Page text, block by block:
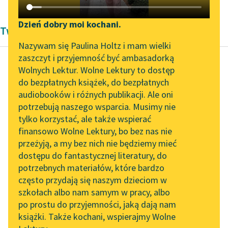
Katalog DAISY
Podkasty o książkach
Zgłoś brak utworu
Aktualności
Zapraszamy na spotkanie
online z tłumaczkami
literatury skandynawskiej
Spotkanie z Katarzyną
Tunkiel w Oslo
Wolne Lektury na 32.
Pol’and’Rock Festivalu
„Kochanek Lady
Chatterley” do słuchania
na Wolnych Lekturach
Nowy audiobook –
Narzędzia
Mapa Wolnych Lektur
Leśmianator
Przewodnik dla piszących i
czytających
API
OAI-PMH
Widget Wolnych Lektur
Przypisy
Dzień dobry moi kochani.
Nazywam się Paulina Holtz i mam wielki
zaszczyt i przyjemność być ambasadorką
Wolnych Lektur. Wolne Lektury to dostęp
do bezpłatnych książek, do bezpłatnych
audiobooków i różnych publikacji. Ale oni
potrzebują naszego wsparcia. Musimy nie
tylko korzystać, ale także wspierać
finansowo Wolne Lektury, bo bez nas nie
przeżyją, a my bez nich nie będziemy mieć
dostępu do fantastycznej literatury, do
potrzebnych materiałów, które bardzo
często przydają się naszym dzieciom w
szkołach albo nam samym w pracy, albo
po prostu do przyjemności, jaką dają nam
książki. Także kochani, wspierajmy Wolne
Twórczość Modernizm Edmonda Rostanda
Edmond Rostand
Cyrano de Bergerac
DE GUICHE
Pani się musi stąd w
tej chwili
Oddalić!
ROKSANA
Ja?
CYRANO